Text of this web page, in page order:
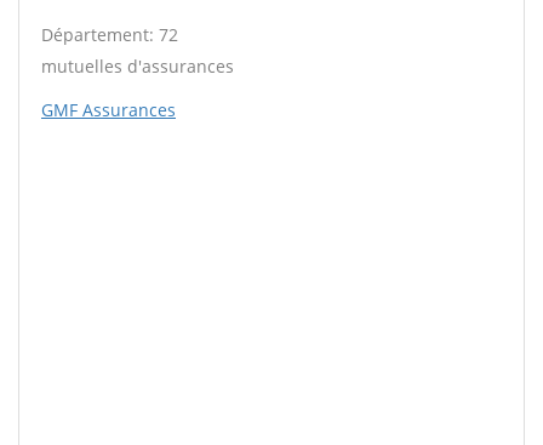
Département: 72
mutuelles d'assurances
GMF Assurances